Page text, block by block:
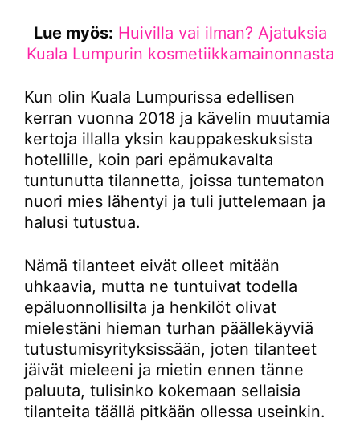
Lue myös: Huivilla vai ilman? Ajatuksia
Kuala Lumpurin kosmetiikkamainonnasta
Kun olin Kuala Lumpurissa edellisen
kerran vuonna 2018 ja kävelin muutamia
kertoja illalla yksin kauppakeskuksista
hotellille, koin pari epämukavalta
tuntunutta tilannetta, joissa tuntematon
nuori mies lähentyi ja tuli juttelemaan ja
halusi tutustua.
Nämä tilanteet eivät olleet mitään
uhkaavia, mutta ne tuntuivat todella
epäluonnollisilta ja henkilöt olivat
mielestäni hieman turhan päällekäyviä
tutustumisyrityksissään, joten tilanteet
jäivät mieleeni ja mietin ennen tänne
paluuta, tulisinko kokemaan sellaisia
tilanteita täällä pitkään ollessa useinkin.